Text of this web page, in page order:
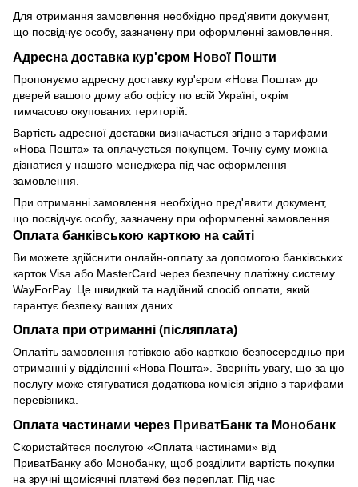
Для отримання замовлення необхідно пред'явити документ,
що посвідчує особу, зазначену при оформленні замовлення.
Адресна доставка кур'єром Нової Пошти
Пропонуємо адресну доставку кур'єром «Нова Пошта» до
дверей вашого дому або офісу по всій Україні, окрім
тимчасово окупованих територій.
Вартість адресної доставки визначається згідно з тарифами
«Нова Пошта» та оплачується покупцем. Точну суму можна
дізнатися у нашого менеджера під час оформлення
замовлення.
При отриманні замовлення необхідно пред'явити документ,
що посвідчує особу, зазначену при оформленні замовлення.
Оплата банківською карткою на сайті
Ви можете здійснити онлайн-оплату за допомогою банківських
карток Visa або MasterCard через безпечну платіжну систему
WayForPay. Це швидкий та надійний спосіб оплати, який
гарантує безпеку ваших даних.
Оплата при отриманні (післяплата)
Оплатіть замовлення готівкою або карткою безпосередньо при
отриманні у відділенні «Нова Пошта». Зверніть увагу, що за цю
послугу може стягуватися додаткова комісія згідно з тарифами
перевізника.
Оплата частинами через ПриватБанк та Монобанк
Скористайтеся послугою «Оплата частинами» від
ПриватБанку або Монобанку, щоб розділити вартість покупки
на зручні щомісячні платежі без переплат. Під час